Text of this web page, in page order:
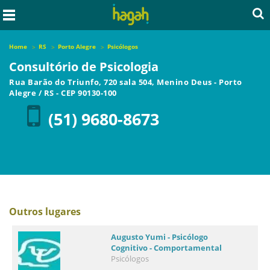
Home RS Porto Alegre Psicólogos
Consultório de Psicologia
Rua Barão do Triunfo, 720 sala 504, Menino Deus - Porto
Alegre / RS - CEP 90130-100
(51) 9680-8673
Outros lugares
Augusto Yumi - Psicólogo
Cognitivo - Comportamental
Psicólogos